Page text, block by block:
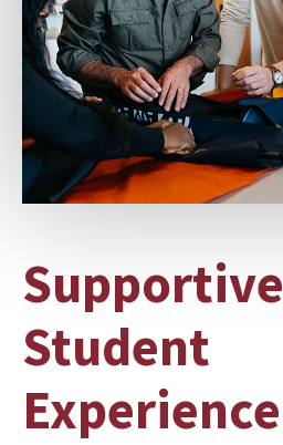
Supportive
Student
Experience